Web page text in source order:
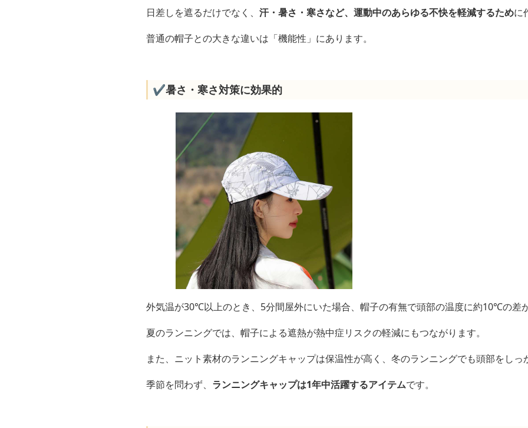
日差しを遮るだけでなく、 汗・暑さ・寒さなど、運動中のあらゆる不快を軽減するために
普通の帽子との大きな違いは「機能性」にあります。
✔️暑さ・寒さ対策に効果的
外気温が30℃以上のとき、5分間屋外にいた場合、帽子の有無で頭部の温度に約10℃の差
夏のランニングでは、帽子による遮熱が熱中症リスクの軽減にもつながります。
また、ニット素材のランニングキャップは保温性が高く、冬のランニングでも頭部をしっ
季節を問わず、 ランニングキャップは1年中活躍するアイテムです。